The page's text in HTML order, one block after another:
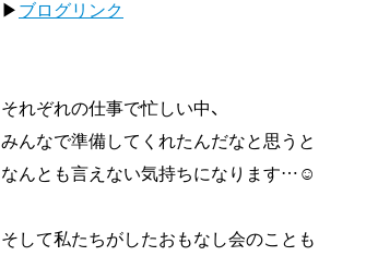
▶ブログリンク
それぞれの仕事で忙しい中、
みんなで準備してくれたんだなと思うと
なんとも言えない気持ちになります…☺
そして私たちがしたおもなし会のことも